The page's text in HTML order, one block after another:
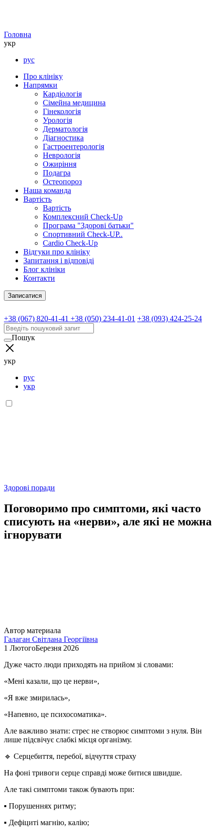
Головна
укр
рус
Про клініку
Напрямки
Кардіологія
Сімейна медицина
Гінекологія
Урологія
Дерматологія
Діагностика
Гастроентерологія
Неврологія
Ожиріння
Подагра
Остеопороз
Наша команда
Вартість
Вартість
Комплексний Check-Up
Програма "Здорові батьки"
Спортивний Check-UP..
Cardio Check-Up
Відгуки про клініку
Запитання і відповіді
Блог клініки
Контакти
Записатися
+38 (067) 820-41-41 +38 (050) 234-41-01 +38 (093) 424-25-24
Пошук
укр
рус
укр
Здорові поради
Поговоримо про симптоми, які часто
списують на «нерви», але які не можна
ігнорувати
Автор материала
Галаган Світлана Георгіївна
1 ЛютогоБерезня 2026
Дуже часто люди приходять на прийом зі словами:
«Мені казали, що це нерви»,
«Я вже змирилась»,
«Напевно, це психосоматика».
Але важливо знати: стрес не створює симптоми з нуля. Він
лише підсвічує слабкі місця організму.
🔹 Серцебиття, перебої, відчуття страху
На фоні тривоги серце справді може битися швидше.
Але такі симптоми також бувають при:
▪️ Порушеннях ритму;
▪️ Дефіциті магнію, калію;